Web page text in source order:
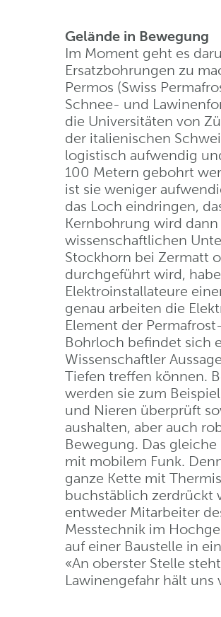
Gelände in Bewegung
Im Moment geht es
Ersatzbohrungen zu
Permos (Swiss
Schnee- und
die Universitäten von
der italienischen
logistisch aufwendig
100 Metern gebohrt
ist sie weniger
das Loch eindringen,
Kernbohrung wird
wissenschaftlichen
Stockhorn bei Zermatt
durchgeführt wird,
Elektroinstallateure
genau arbeiten die
Element der
Bohrloch befindet sich
Wissenschaftler
Tiefen treffen können.
werden sie zum
und Nieren überprüft
aushalten, aber auch
Bewegung. Das
mit mobilem Funk.
ganze Kette mit
buchstäblich zerdrückt
entweder Mitarbeiter
Messtechnik im
auf einer Baustelle in
«An oberster Stelle
Lawinengefahr hält uns